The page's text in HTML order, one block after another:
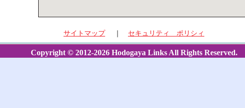
サイトマップ｜ セキュリティ ポリシィ
Copyright © 2012-2026 Hodogaya Links All Rights Reserved.